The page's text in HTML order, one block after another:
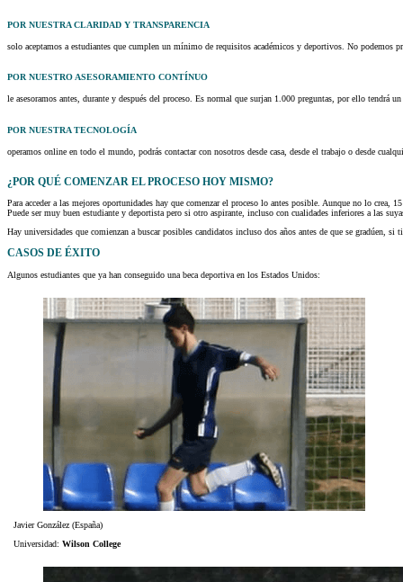
POR NUESTRA CLARIDAD Y TRANSPARENCIA
solo aceptamos a estudiantes que cumplen un mínimo de requisitos académicos y deportivos. No
POR NUESTRO ASESORAMIENTO CONTÍNUO
le asesoramos antes, durante y después del proceso. Es normal que surjan 1.000 preguntas, por ello tendrá
POR NUESTRA TECNOLOGÍA
operamos online en todo el mundo, podrás contactar con nosotros desde casa, desde el trabajo o desde
¿POR QUÉ COMENZAR EL PROCESO HOY MISMO?
Para acceder a las mejores oportunidades hay que comenzar el proceso lo antes posible. Aunque no lo crea,
Puede ser muy buen estudiante y deportista pero si otro aspirante, incluso con cualidades inferiores a las
Hay universidades que comienzan a buscar posibles candidatos incluso dos años antes de que se gradúen,
CASOS DE ÉXITO
Algunos estudiantes que ya han conseguido una beca deportiva en los Estados Unidos:
Javier González (España)
Universidad: Wilson College